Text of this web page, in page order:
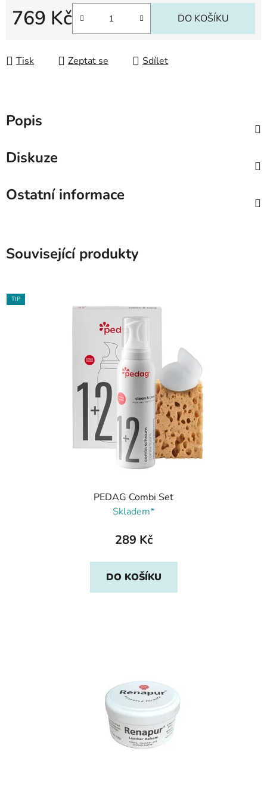
769 Kč DO KOŠÍKU
Tisk Zeptat se Sdílet
Popis
Diskuze
Ostatní informace
Související produkty
TIP
PEDAG Combi Set
Skladem*
289 Kč
DO KOŠÍKU